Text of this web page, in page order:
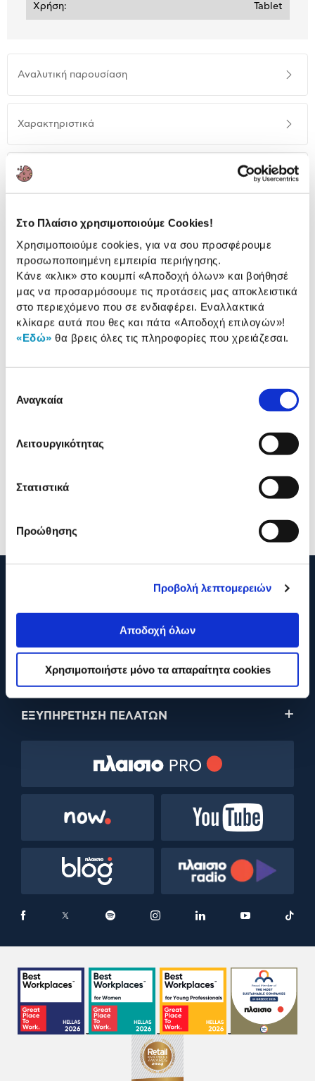
Στο Πλαίσιο χρησιμοποιούμε Cookies!
Χρησιμοποιούμε cookies, για να σου προσφέρουμε
προσωποποιημένη εμπειρία περιήγησης.
Κάνε «κλικ» στο κουμπί «Αποδοχή όλων» και βοήθησέ
μας να προσαρμόσουμε τις προτάσεις μας αποκλειστικά
στο περιεχόμενο που σε ενδιαφέρει. Εναλλακτικά
κλίκαρε αυτά που θες και πάτα «Αποδοχή επιλογών»!
«Εδώ» θα βρεις όλες τις πληροφορίες που χρειάζεσαι.
συγκατάθεσης
Αναγκαία
Λειτουργικότητας
Στατιστικά
Προώθησης
Προβολή λεπτομερειών
Αποδοχή όλων
Χρησιμοποιήστε μόνο τα απαραίτητα cookies
Χρήση: Tablet
Αναλυτική παρουσίαση
Χαρακτηριστικά
Αξιολογήσεις
Αξιολογήσεις
Διαλέξαμε ένα - ένα τα TOP
SELLERS της κατηγορίας «Laptop
Accessories» και στα
παρουσιάζουμε
35999
34,90€
Fazn USB-C Docking
210 2895000
ONLINE ΑΓΟΡΕΣ
ΕΞΥΠΗΡΕΤΗΣΗ ΠΕΛΑΤΩΝ